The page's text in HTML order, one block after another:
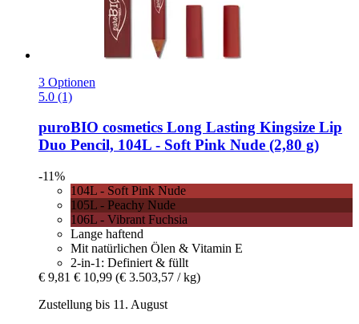
3 Optionen
5.0 (1)
puroBIO cosmetics Long Lasting Kingsize Lip
Duo Pencil, 104L -​ Soft Pink Nude (2,80 g)
-11%
104L - Soft Pink Nude
105L - Peachy Nude
106L - Vibrant Fuchsia
Lange haftend
Mit natürlichen Ölen & Vitamin E
2-in-1: Definiert & füllt
€ 9,81 € 10,99 (€ 3.503,57 / kg)
Zustellung bis 11. August